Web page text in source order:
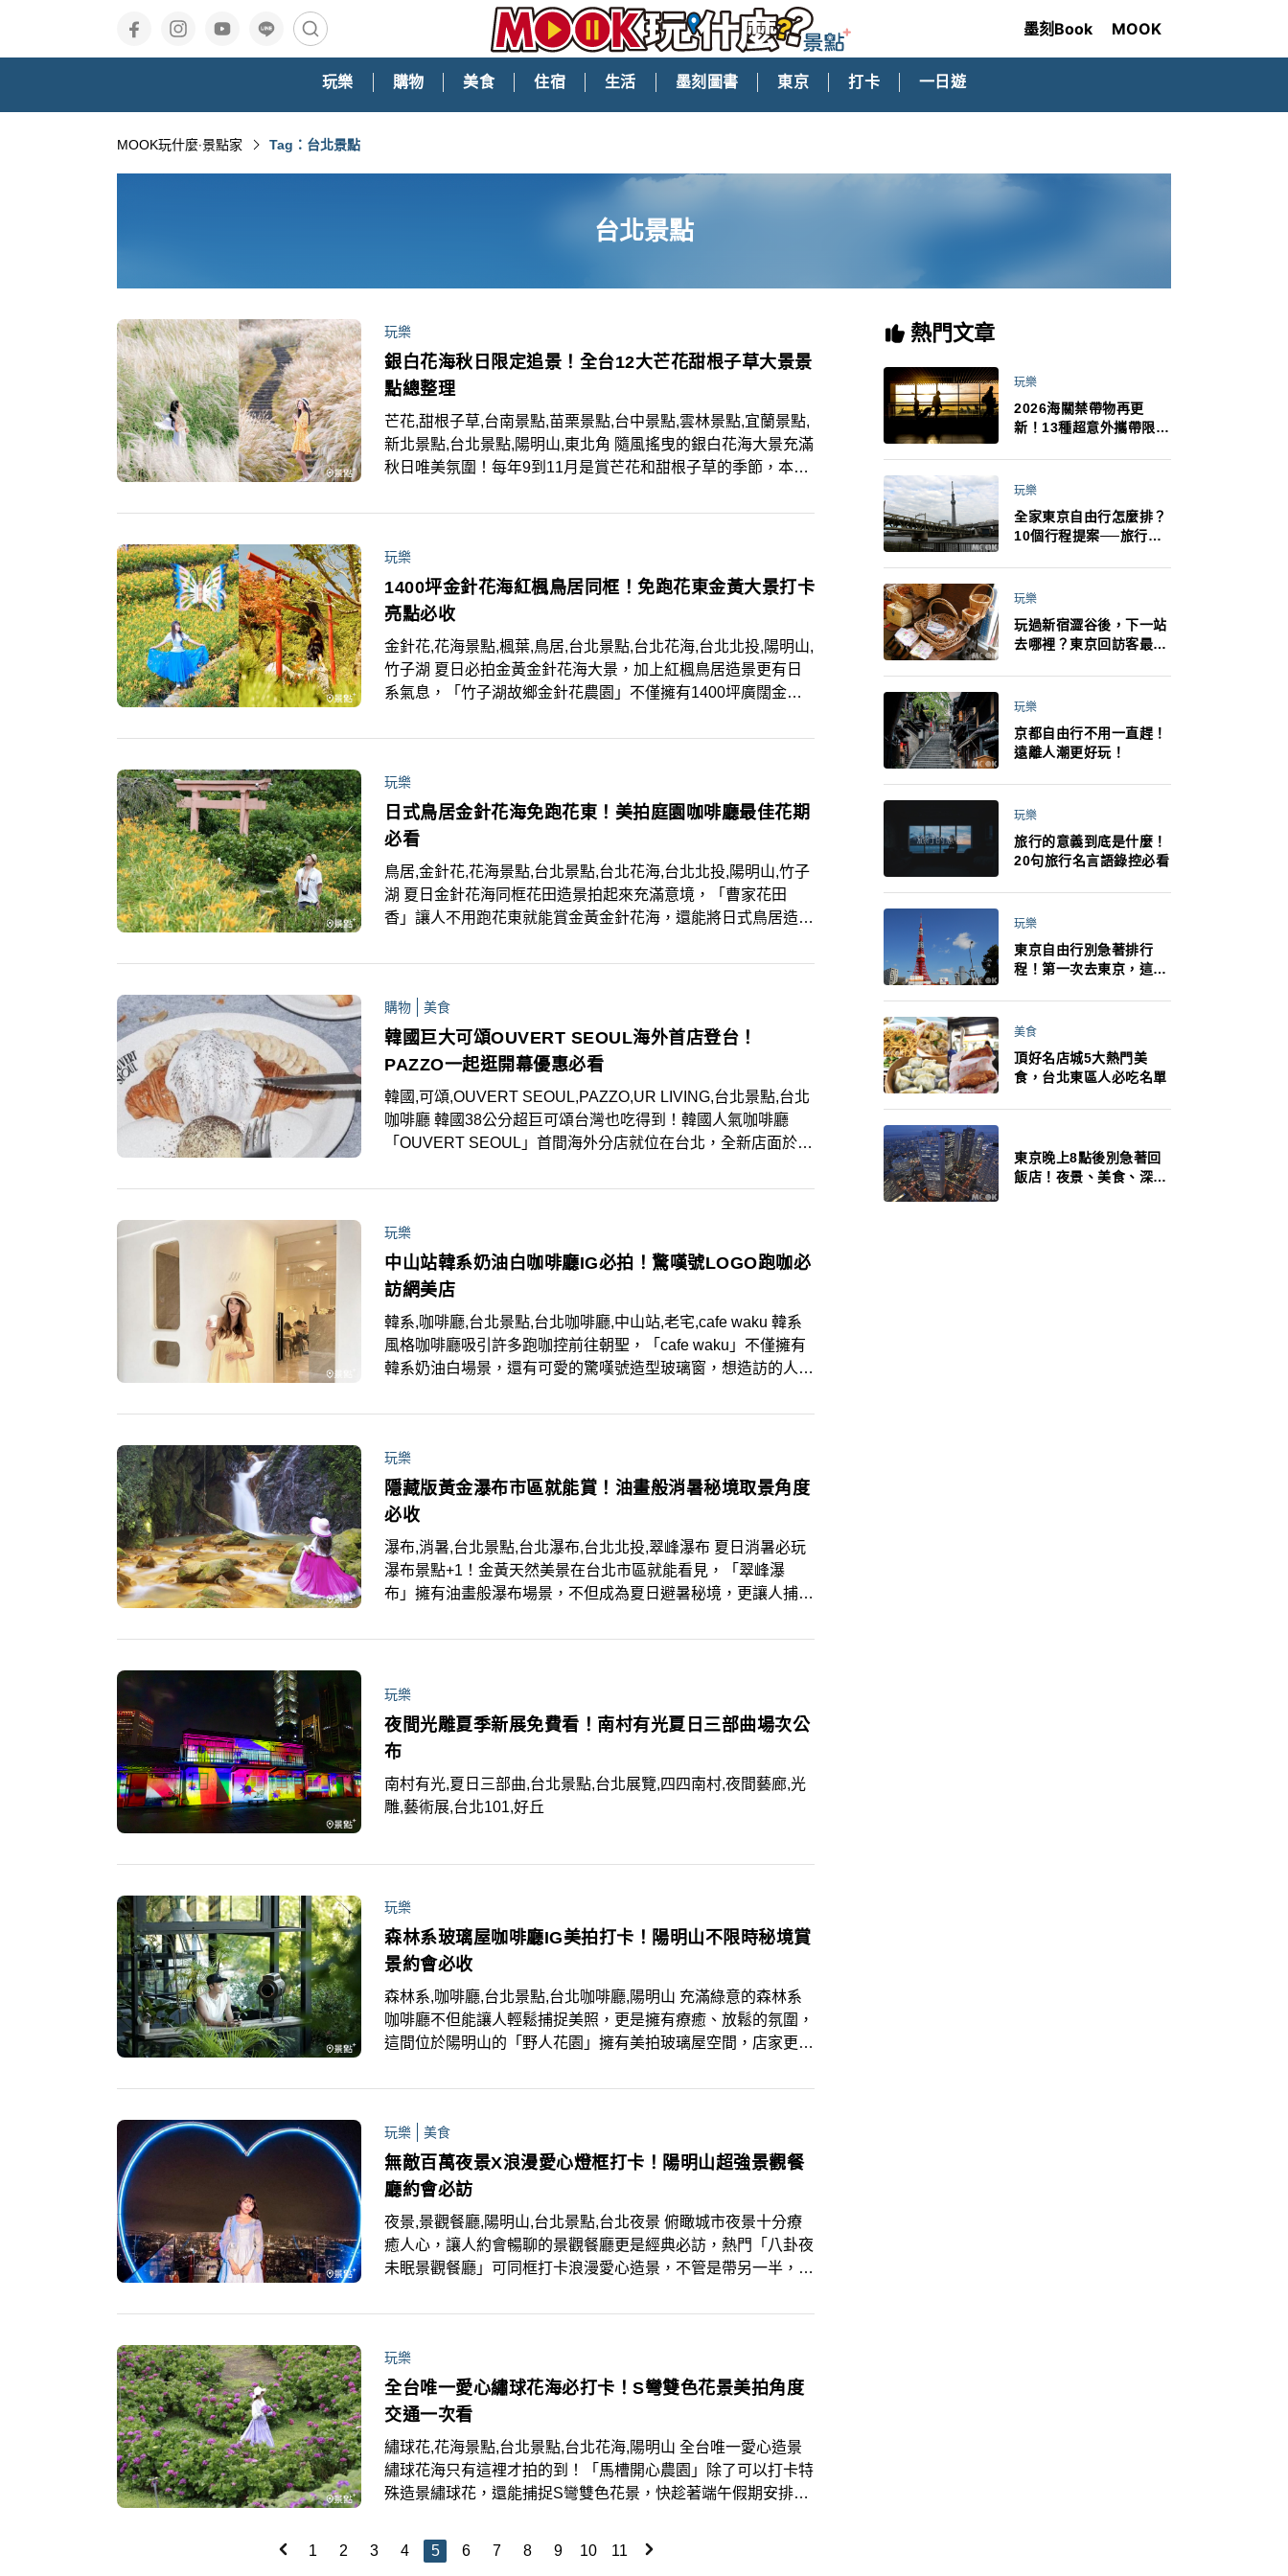
墨刻Book MOOK
玩樂 購物 美食 住宿 生活 墨刻圖書 東京 打卡 一日遊
MOOK玩什麼‧景點家 Tag：台北景點
台北景點
玩樂
銀白花海秋日限定追景！全台12大芒花甜根子草大景景
點總整理
芒花,甜根子草,台南景點,苗栗景點,台中景點,雲林景點,宜蘭景點,
新北景點,台北景點,陽明山,東北角 隨風搖曳的銀白花海大景充滿
秋日唯美氛圍！每年9到11月是賞芒花和甜根子草的季節，本篇
前往捕捉宛如雪景般的滿版美照！
玩樂
1400坪金針花海紅楓鳥居同框！免跑花東金黃大景打卡
亮點必收
金針花,花海景點,楓葉,鳥居,台北景點,台北花海,台北北投,陽明山,
竹子湖 夏日必拍金黃金針花海大景，加上紅楓鳥居造景更有日
系氣息，「竹子湖故鄉金針花農園」不僅擁有1400坪廣闊金針
點，保證讓人收穫滿滿美照！
玩樂
日式鳥居金針花海免跑花東！美拍庭園咖啡廳最佳花期
必看
鳥居,金針花,花海景點,台北景點,台北花海,台北北投,陽明山,竹子
湖 夏日金針花海同框花田造景拍起來充滿意境，「曹家花田
香」讓人不用跑花東就能賞金黃金針花海，還能將日式鳥居造景
花！
購物 美食
韓國巨大可頌OUVERT SEOUL海外首店登台！
PAZZO一起逛開幕優惠必看
韓國,可頌,OUVERT SEOUL,PAZZO,UR LIVING,台北景點,台北
咖啡廳 韓國38公分超巨可頌台灣也吃得到！韓國人氣咖啡廳
「OUVERT SEOUL」首間海外分店就位在台北，全新店面於7
記起來！
玩樂
中山站韓系奶油白咖啡廳IG必拍！驚嘆號LOGO跑咖必
訪網美店
韓系,咖啡廳,台北景點,台北咖啡廳,中山站,老宅,cafe waku 韓系
風格咖啡廳吸引許多跑咖控前往朝聖，「cafe waku」不僅擁有
韓系奶油白場景，還有可愛的驚嘆號造型玻璃窗，想造訪的人從
玩樂
隱藏版黃金瀑布市區就能賞！油畫般消暑秘境取景角度
必收
瀑布,消暑,台北景點,台北瀑布,台北北投,翠峰瀑布 夏日消暑必玩
瀑布景點+1！金黃天然美景在台北市區就能看見，「翠峰瀑
布」擁有油畫般瀑布場景，不但成為夏日避暑秘境，更讓人捕捉
玩樂
夜間光雕夏季新展免費看！南村有光夏日三部曲場次公
布
南村有光,夏日三部曲,台北景點,台北展覽,四四南村,夜間藝廊,光
雕,藝術展,台北101,好丘
玩樂
森林系玻璃屋咖啡廳IG美拍打卡！陽明山不限時秘境賞
景約會必收
森林系,咖啡廳,台北景點,台北咖啡廳,陽明山 充滿綠意的森林系
咖啡廳不但能讓人輕鬆捕捉美照，更是擁有療癒、放鬆的氛圍，
這間位於陽明山的「野人花園」擁有美拍玻璃屋空間，店家更開
玩樂 美食
無敵百萬夜景X浪漫愛心燈框打卡！陽明山超強景觀餐
廳約會必訪
夜景,景觀餐廳,陽明山,台北景點,台北夜景 俯瞰城市夜景十分療
癒人心，讓人約會暢聊的景觀餐廳更是經典必訪，熱門「八卦夜
未眠景觀餐廳」可同框打卡浪漫愛心造景，不管是帶另一半，或
玩樂
全台唯一愛心繡球花海必打卡！S彎雙色花景美拍角度
交通一次看
繡球花,花海景點,台北景點,台北花海,陽明山 全台唯一愛心造景
繡球花海只有這裡才拍的到！「馬槽開心農園」除了可以打卡特
殊造景繡球花，還能捕捉S彎雙色花景，快趁著端午假期安排出
1 2 3 4 5 6 7 8 9 10 11
熱門文章
玩樂
2026海關禁帶物再更
新！13種超意外攜帶限
最高還罰百萬！注意事項
玩樂
全家東京自由行怎麼排？
10個行程提案──旅行不
法！
玩樂
玩過新宿澀谷後，下一站
去哪裡？東京回訪客最推
玩樂
京都自由行不用一直趕！
遠離人潮更好玩！
玩樂
旅行的意義到底是什麼！
20句旅行名言語錄控必看
玩樂
東京自由行別急著排行
程！第一次去東京，這10
美食
頂好名店城5大熱門美
食，台北東區人必吃名單
東京晚上8點後別急著回
飯店！夜景、美食、深夜